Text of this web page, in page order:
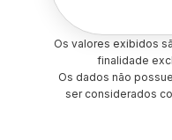
Os valores exibidos
finalidade
Os dados não
ser considerados